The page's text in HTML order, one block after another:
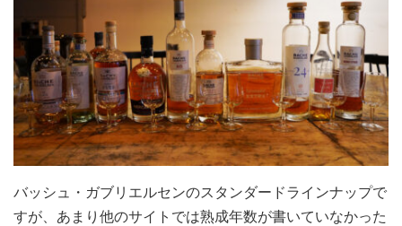
バッシュ・ガブリエルセンのスタンダードラインナップで
すが、あまり他のサイトでは熟成年数が書いていなかった